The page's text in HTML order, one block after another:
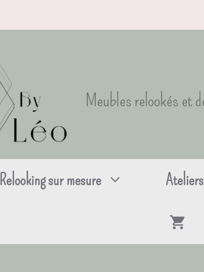
Meubles relookés et
Relooking sur mesure Ateliers